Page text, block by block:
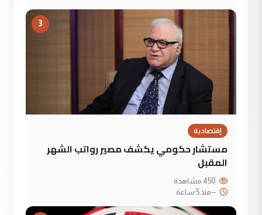
3
إقتصادية
مستشار حكومي يكشف مصير رواتب الشهر
المقبل
--منذ 5 ساعة